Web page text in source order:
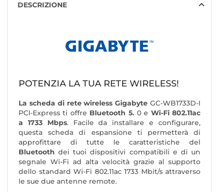
DESCRIZIONE
POTENZIA LA TUA RETE WIRELESS!
La scheda di rete wireless Gigabyte GC-WB1733D-I
PCI-Express ti offre Bluetooth 5.0 e Wi-Fi 802.11ac
a 1733 Mbps. Facile da installare e configurare,
questa scheda di espansione ti permetterà di
approfittare di tutte le caratteristiche del
Bluetooth dei tuoi dispositivi compatibili e di un
segnale Wi-Fi ad alta velocità grazie al supporto
dello standard Wi-Fi 802.11ac 1733 Mbit/s attraverso
le sue due antenne remote.